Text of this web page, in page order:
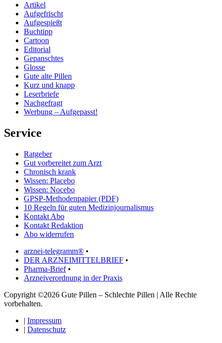
Artikel
Aufgefrischt
Aufgespießt
Buchtipp
Cartoon
Editorial
Gepanschtes
Glosse
Gute alte Pillen
Kurz und knapp
Leserbriefe
Nachgefragt
Werbung – Aufgepasst!
Service
Ratgeber
Gut vorbereitet zum Arzt
Chronisch krank
Wissen: Placebo
Wissen: Nocebo
GPSP-Methodenpapier (PDF)
10 Regeln für guten Medizinjournalismus
Kontakt Abo
Kontakt Redaktion
Abo widerrufen
arznei-telegramm® •
DER ARZNEIMITTELBRIEF •
Pharma-Brief•
Arzneiverordnung in der Praxis
Copyright ©2026 Gute Pillen – Schlechte Pillen | Alle Rechte
vorbehalten.
| Impressum
| Datenschutz